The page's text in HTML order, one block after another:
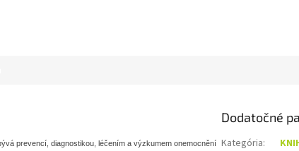
prevencí, diagnostikou, léčením a výzkumem onemocnění
Dodatočné
Kategória: